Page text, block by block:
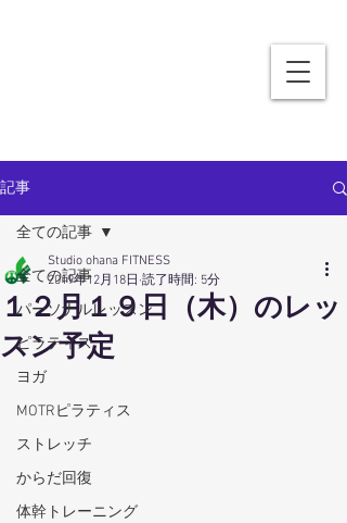
記事
全ての記事
パーソナルレッスン
ピラティス
ヨガ
MOTRピラティス
ストレッチ
からだ回復
体幹トレーニング
全ての記事
１２月１９日（木）のレッ
スン予定
Studio ohana FITNESS
2019年12月18日 読了時間: 5分